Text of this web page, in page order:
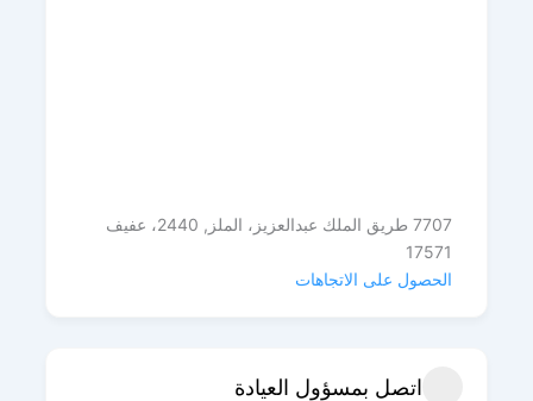
7707 طريق الملك عبدالعزيز، الملز, 2440، عفيف
17571
الحصول على الاتجاهات
اتصل بمسؤول العيادة